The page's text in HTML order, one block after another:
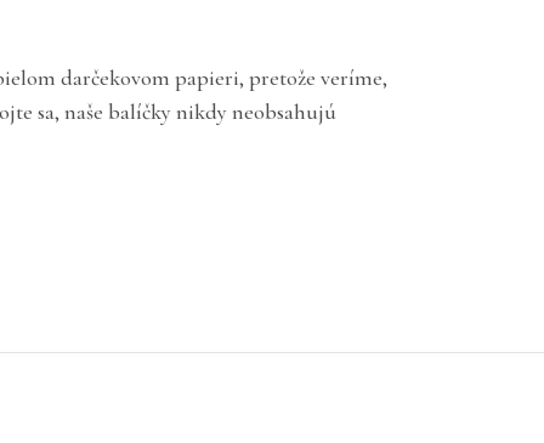
darčekovom papieri, pretože veríme,
sa, naše balíčky nikdy neobsahujú